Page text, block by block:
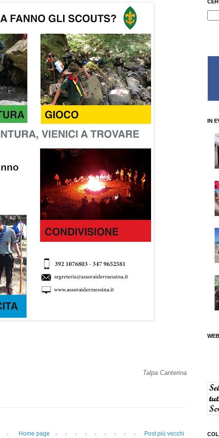
Talpa Canterina
Post più vecchi
Home page
IN